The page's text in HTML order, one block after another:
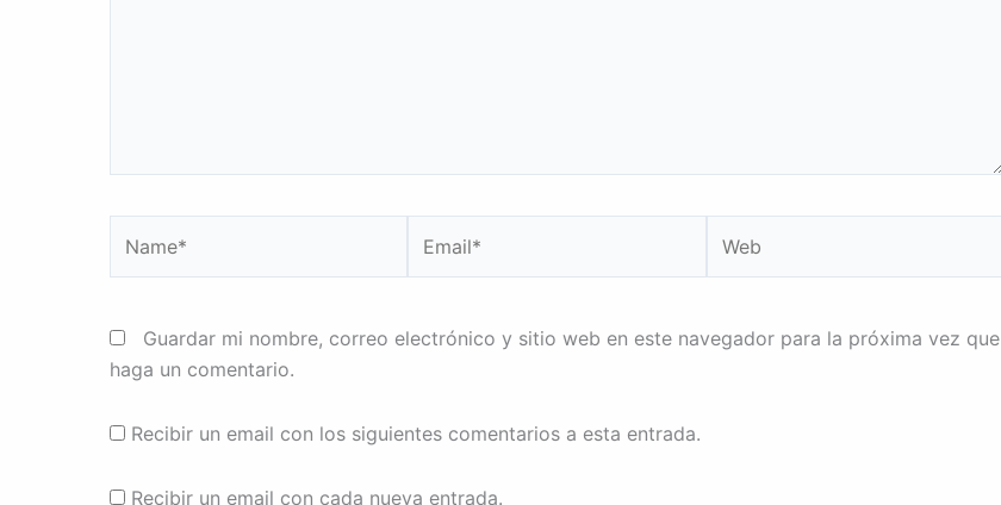
Guardar mi nombre, correo electrónico y sitio web en este navegador para la próxima vez que
haga un comentario.
Recibir un email con los siguientes comentarios a esta entrada.
Recibir un email con cada nueva entrada.